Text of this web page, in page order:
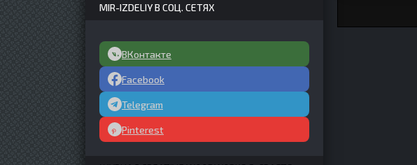
MIR-IZDELIY В СОЦ. СЕТЯХ
ВКонтакте
Facebook
Telegram
Pinterest